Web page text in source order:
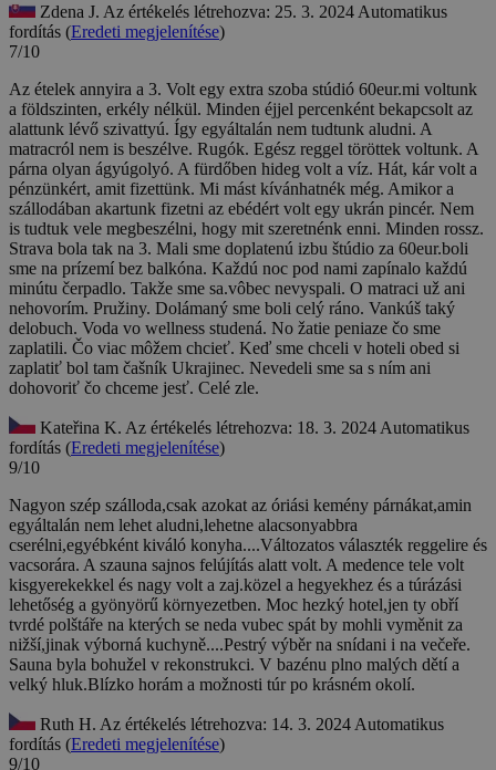
Zdena J. Az értékelés létrehozva: 25. 3. 2024 Automatikus
fordítás (Eredeti megjelenítése)
7/10
Az ételek annyira a 3. Volt egy extra szoba stúdió 60eur.mi voltunk
a földszinten, erkély nélkül. Minden éjjel percenként bekapcsolt az
alattunk lévő szivattyú. Így egyáltalán nem tudtunk aludni. A
matracról nem is beszélve. Rugók. Egész reggel töröttek voltunk. A
párna olyan ágyúgolyó. A fürdőben hideg volt a víz. Hát, kár volt a
pénzünkért, amit fizettünk. Mi mást kívánhatnék még. Amikor a
szállodában akartunk fizetni az ebédért volt egy ukrán pincér. Nem
is tudtuk vele megbeszélni, hogy mit szeretnénk enni. Minden rossz.
Strava bola tak na 3. Mali sme doplatenú izbu štúdio za 60eur.boli
sme na prízemí bez balkóna. Každú noc pod nami zapínalo každú
minútu čerpadlo. Takže sme sa.vôbec nevyspali. O matraci už ani
nehovorím. Pružiny. Dolámaný sme boli celý ráno. Vankúš taký
delobuch. Voda vo wellness studená. No žatie peniaze čo sme
zaplatili. Čo viac môžem chcieť. Keď sme chceli v hoteli obed si
zaplatiť bol tam čašník Ukrajinec. Nevedeli sme sa s ním ani
dohovoriť čo chceme jesť. Celé zle.
Kateřina K. Az értékelés létrehozva: 18. 3. 2024 Automatikus
fordítás (Eredeti megjelenítése)
9/10
Nagyon szép szálloda,csak azokat az óriási kemény párnákat,amin
egyáltalán nem lehet aludni,lehetne alacsonyabbra
cserélni,egyébként kiváló konyha....Változatos választék reggelire és
vacsorára. A szauna sajnos felújítás alatt volt. A medence tele volt
kisgyerekekkel és nagy volt a zaj.közel a hegyekhez és a túrázási
lehetőség a gyönyörű környezetben. Moc hezký hotel,jen ty obří
tvrdé polštáře na kterých se neda vubec spát by mohli vyměnit za
nižší,jinak výborná kuchyně....Pestrý výběr na snídani i na večeře.
Sauna byla bohužel v rekonstrukci. V bazénu plno malých dětí a
velký hluk.Blízko horám a možnosti túr po krásném okolí.
Ruth H. Az értékelés létrehozva: 14. 3. 2024 Automatikus
fordítás (Eredeti megjelenítése)
9/10